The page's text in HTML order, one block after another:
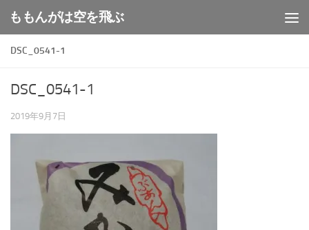
コンテンツへスキップ
ももんがは空を飛ぶ
DSC_0541-1
DSC_0541-1
2019年9月7日